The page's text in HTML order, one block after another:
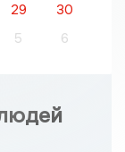
29
30
5 6